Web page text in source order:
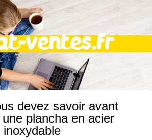
devez savoir avant
plancha en acier
inoxydable